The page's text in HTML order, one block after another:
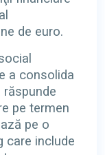
de euro.
a consolida
pe termen
pe o
care include